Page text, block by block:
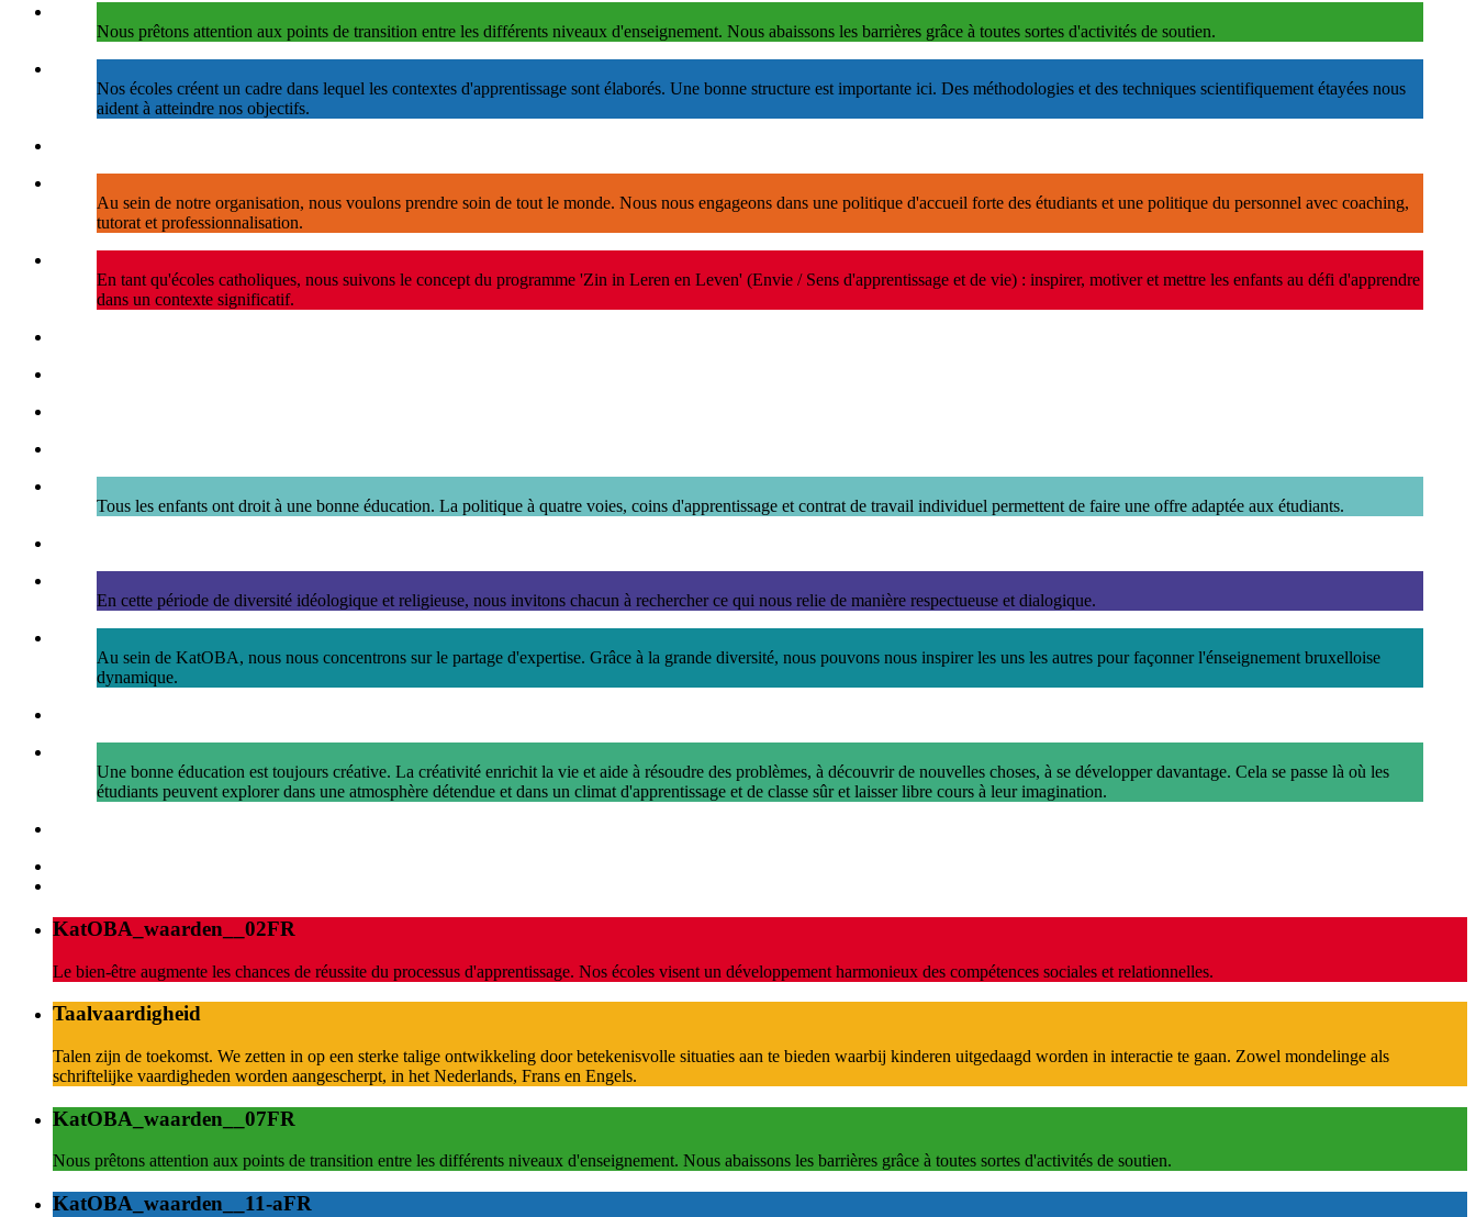
Nous prêtons attention aux points de transition entre les différents niveaux d'enseignement. Nous abaissons les barrières grâce à toutes sortes d'activités de soutien.
Nos écoles créent un cadre dans lequel les contextes d'apprentissage sont élaborés. Une bonne structure est importante ici. Des méthodologies et des techniques scientifiquement étayées nous
aident à atteindre nos objectifs.
Au sein de notre organisation, nous voulons prendre soin de tout le monde. Nous nous engageons dans une politique d'accueil forte des étudiants et une politique du personnel avec coaching,
tutorat et professionnalisation.
En tant qu'écoles catholiques, nous suivons le concept du programme 'Zin in Leren en Leven' (Envie / Sens d'apprentissage et de vie) : inspirer, motiver et mettre les enfants au défi d'apprendre
dans un contexte significatif.
Tous les enfants ont droit à une bonne éducation. La politique à quatre voies, coins d'apprentissage et contrat de travail individuel permettent de faire une offre adaptée aux étudiants.
En cette période de diversité idéologique et religieuse, nous invitons chacun à rechercher ce qui nous relie de manière respectueuse et dialogique.
Au sein de KatOBA, nous nous concentrons sur le partage d'expertise. Grâce à la grande diversité, nous pouvons nous inspirer les uns les autres pour façonner l'énseignement bruxelloise
dynamique.
Une bonne éducation est toujours créative. La créativité enrichit la vie et aide à résoudre des problèmes, à découvrir de nouvelles choses, à se développer davantage. Cela se passe là où les
étudiants peuvent explorer dans une atmosphère détendue et dans un climat d'apprentissage et de classe sûr et laisser libre cours à leur imagination.
KatOBA_waarden__02FR
Le bien-être augmente les chances de réussite du processus d'apprentissage. Nos écoles visent un développement harmonieux des compétences sociales et relationnelles.
Taalvaardigheid
Talen zijn de toekomst. We zetten in op een sterke talige ontwikkeling door betekenisvolle situaties aan te bieden waarbij kinderen uitgedaagd worden in interactie te gaan. Zowel mondelinge als
schriftelijke vaardigheden worden aangescherpt, in het Nederlands, Frans en Engels.
KatOBA_waarden__07FR
Nous prêtons attention aux points de transition entre les différents niveaux d'enseignement. Nous abaissons les barrières grâce à toutes sortes d'activités de soutien.
KatOBA_waarden__11-aFR